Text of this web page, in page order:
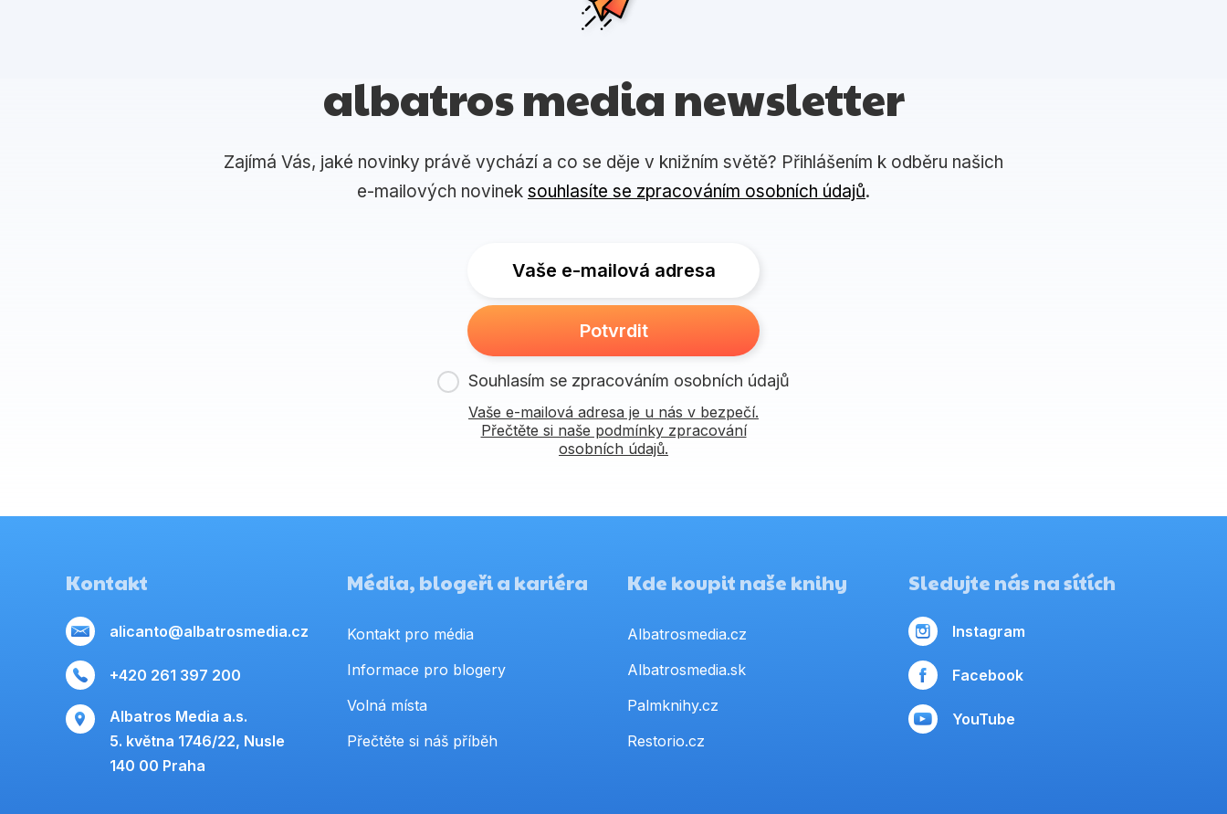
albatros media newsletter
Zajímá Vás, jaké novinky právě vychází a co se děje v knižním světě? Přihlášením k odběru našich
e-mailových novinek souhlasíte se zpracováním osobních údajů.
Vaše e-mailová adresa
Potvrdit
Souhlasím se zpracováním osobních údajů
Vaše e-mailová adresa je u nás v bezpečí.
Přečtěte si naše podmínky zpracování
osobních údajů.
Kontakt
alicanto@albatrosmedia.cz
+420 261 397 200
Albatros Media a.s.
5. května 1746/22, Nusle
140 00 Praha
Média, blogeři a kariéra
Kontakt pro média
Informace pro blogery
Volná místa
Přečtěte si náš příběh
Kde koupit naše knihy
Albatrosmedia.cz
Albatrosmedia.sk
Palmknihy.cz
Restorio.cz
Sledujte nás na sítích
Instagram
Facebook
YouTube